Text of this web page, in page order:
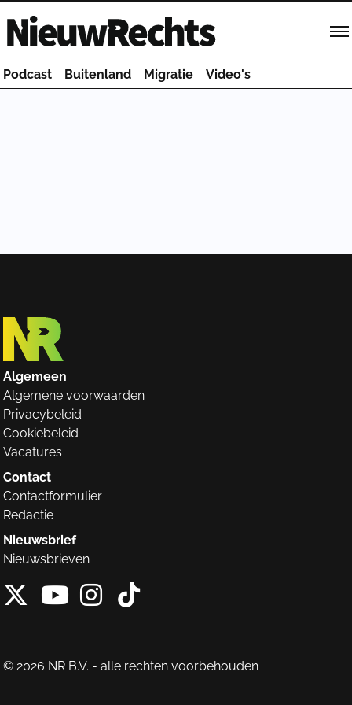
Homepage van NieuwRechts
Podcast Buitenland Migratie Video's
Algemeen
Algemene voorwaarden
Privacybeleid
Cookiebeleid
Vacatures
Contact
Contactformulier
Redactie
Nieuwsbrief
Nieuwsbrieven
X van NieuwRechts
Instagram van
Tiktok van
© 2026 NR B.V. - alle rechten voorbehouden